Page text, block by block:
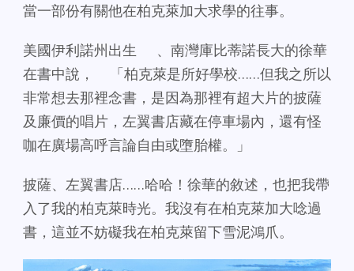
當一部份有關他在柏克萊加大求學的往事。
美國伊利諾州出生 、南灣庫比蒂諾長大的徐華
在書中說， 「柏克萊是所好學校……但我之所以
非常想去那裡念書，是因為那裡有超大片的披薩
及廉價的唱片，左翼書店藏在停車場內，還有怪
咖在廣場高呼言論自由或墮胎權。」
披薩、左翼書店……哈哈！徐華的敘述，也把我帶
入了我的柏克萊時光。我沒有在柏克萊加大唸過
書，這並不妨礙我在柏克萊留下雪泥鴻爪。